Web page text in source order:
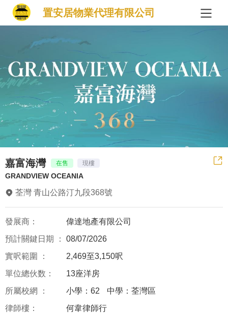
置安居物業代理有限公司
嘉富海灣 在售 現樓
GRANDVIEW OCEANIA
荃灣 青山公路汀九段368號
預計關鍵日期 ： 08/07/2026
單位總伙数： 13座洋房
實呎範圍 ： 2,469至3,150呎
律師樓： 何韋律師行
所屬校網 ： 小學：62 中學：荃灣區
發展商： 偉達地產有限公司